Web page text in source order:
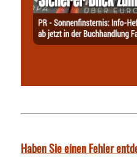
Haben Sie einen Fehler